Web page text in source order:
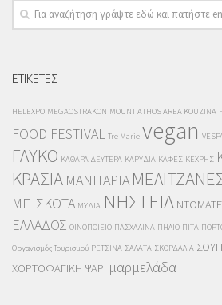
ΕΤΙΚΕΤΕΣ
HELEXPO MEGAOSTRAKON MOUNT ATHOS AREA KOUZINA
FOOD FESTIVAL Tre Marie vegan
ΓΛΥΚΟ ΚΑΘΑΡΑ ΔΕΥΤΕΡΑ ΚΑΡΥΔΙΑ ΚΑΦΕΣ ΚΕΧΡΗΣ
ΚΡΑΣΙΑ ΜΑΝΙΤΑΡΙΑ
ΜΠΙΣΚΟΤΑ ΜΥΔΙΑ ΝΗΣΤΕΙΑ
ΕΛΛΑΔΟΣ ΟΙΝΟΠΟΙΕΙΟ ΠΑΣΧΑΛΙΝΑ ΠΗΛΙΟ ΠΙΤΑ
Οργανισμός Τουρισμού ΡΕΤΣΙΝΑ ΣΑΛΑΤΑ ΣΚΟΡΔΑΛΙΑ
ΧΟΡΤΟΦΑΓΙΚΗ ΨΑΡΙ μαρμελάδα